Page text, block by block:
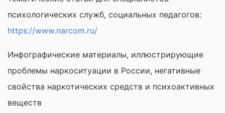
психологических служб, социальных педагогов:
https://www.narcom.ru/
Инфографические материалы, иллюстрирующие
проблемы наркоситуации в России, негативные
свойства наркотических средств и психоактивных
веществ